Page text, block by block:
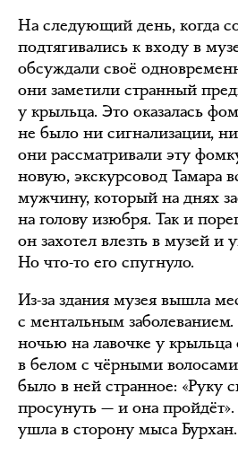
На следующий день, когда
подтягивались к входу в
обсуждали своё
они заметили странный
у крыльца. Это оказалась
не было ни сигнализации,
они рассматривали эту
новую, экскурсовод Тамара
мужчину, который на днях
на голову изюбря. Так и
он захотел влезть в музей и
Но что-то его спугнуло.
Из-за здания музея вышла
с ментальным заболеванием.
ночью на лавочке у
в белом с чёрными
было в ней странное: «Руку
просунуть — и она
ушла в сторону мыса Бурхан.